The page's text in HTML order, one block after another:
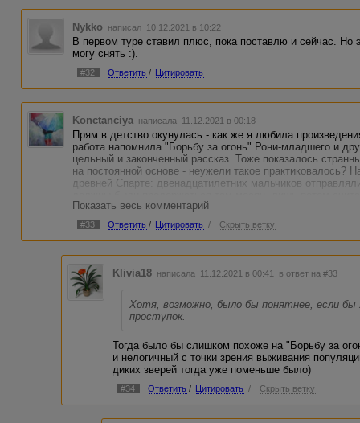
Nykko написал 10.12.2021 в 10:22
В первом туре ставил плюс, пока поставлю и сейчас. Но
могу снять :).
#32 Ответить / Цитировать
Konctanciya написала 11.12.2021 в 00:18
Прям в детство окунулась - как же я любила
работа напомнила "Борьбу за огонь" Рони-младшего и
цельный и законченный рассказ. Тоже показалось
на постоянной основе - неужели такое
древней Спарте: двенадцатилетних мальчиков
есть, буду считать, что это вот такое суровое племя.
Хуга изгнали за какой-либо проступок.
Показать весь комментарий
#33 Ответить / Цитировать / Скрыть ветку
Klivia18 написала 11.12.2021 в 00:41 в ответ на #33
Хотя, возможно, было бы понятнее, если бы
проступок.
Тогда было бы слишком похоже на "Борьбу за
и нелогичный с точки зрения выживания
диких зверей тогда уже поменьше было)
#34 Ответить / Цитировать / Скрыть ветку